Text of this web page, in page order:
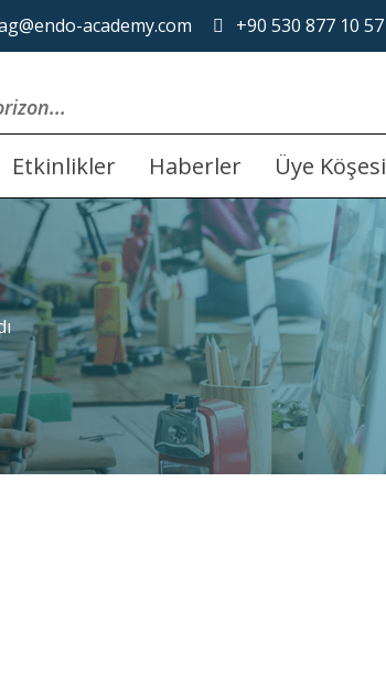
academy.com +90 530 877 10 57
Etkinlikler Haberler Üye Köşesi